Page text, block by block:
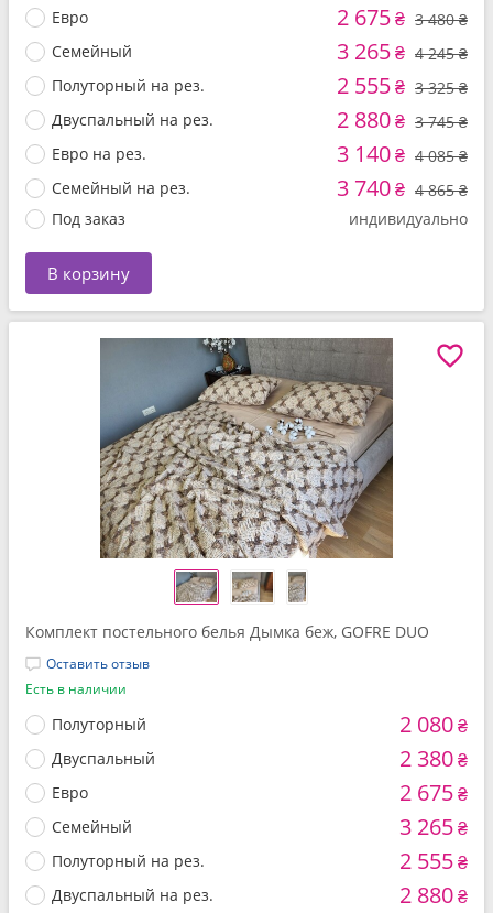
Евро
2 675₴ 3 480 ₴
Семейный
3 265₴ 4 245 ₴
Полуторный на рез.
2 555₴ 3 325 ₴
Двуспальный на рез.
2 880₴ 3 745 ₴
Евро на рез.
3 140₴ 4 085 ₴
Семейный на рез.
3 740₴ 4 865 ₴
Под заказ
индивидуально
В корзину
Комплект постельного белья Дымка беж, GOFRE DUO
Оставить отзыв
Есть в наличии
Полуторный 2 080₴
Двуспальный 2 380₴
Евро 2 675₴
Семейный 3 265₴
Полуторный на рез. 2 555₴
Двуспальный на рез. 2 880₴